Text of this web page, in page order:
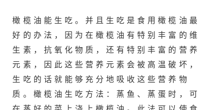
橄榄油能生吃。并且生吃是食用橄榄油最
好的办法，因为在橄榄油有特别丰富的维
生素，抗氧化物质，还有特别丰富的营养
元素，因此这些营养元素会被高温破坏，
生吃的话就能够充分地吸收这些营养物
质。橄榄油生吃方法：蒸鱼、蒸蛋时，可